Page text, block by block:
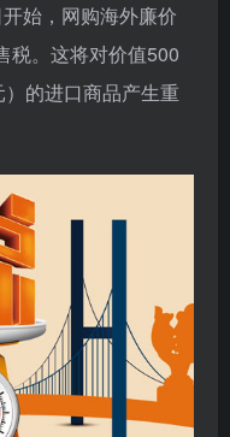
始，网购海外廉价
税。这将对价值500
的进口商品产生重